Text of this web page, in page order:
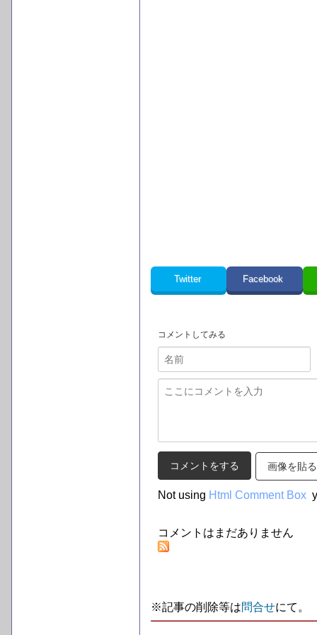
Twitter Facebook
コメントしてみる
画像を貼る
Not using Html Comment Box
コメントはまだありません
※記事の削除等は問合せにて。